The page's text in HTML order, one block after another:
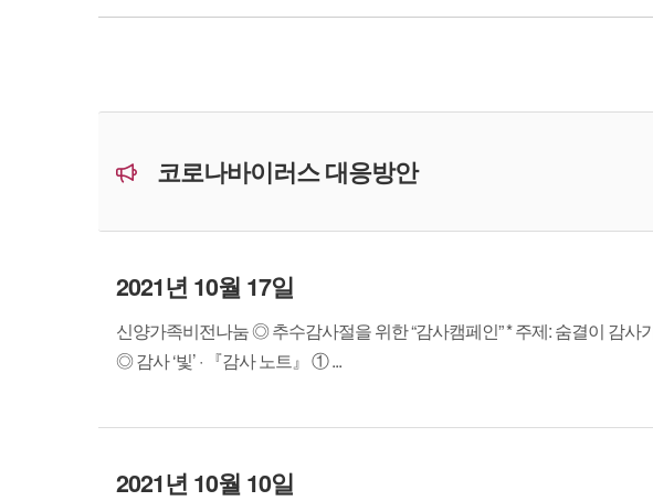
코로나바이러스 대응방안
2021년 10월 17일
신양가족비전나눔 ◎ 추수감사절을 위한 “감사캠페인” * 주제: 숨결이 감사
◎ 감사 ‘빛’ · 『감사 노트』 ① ...
2021년 10월 10일